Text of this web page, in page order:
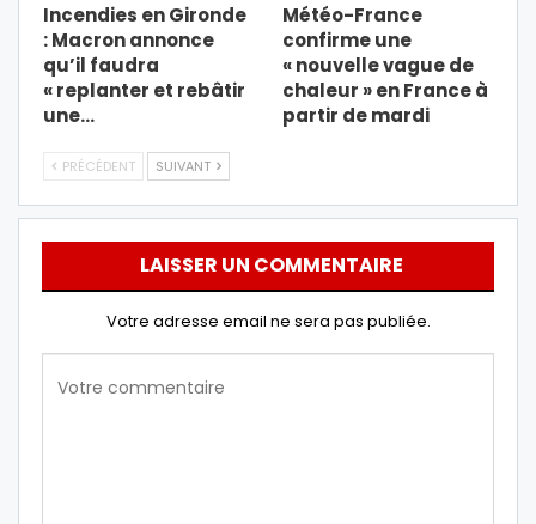
Incendies en Gironde
: Macron annonce
qu’il faudra
« replanter et rebâtir
une…
Météo-France
confirme une
« nouvelle vague de
chaleur » en France à
partir de mardi
PRÉCÉDENT SUIVANT
LAISSER UN COMMENTAIRE
Votre adresse email ne sera pas publiée.